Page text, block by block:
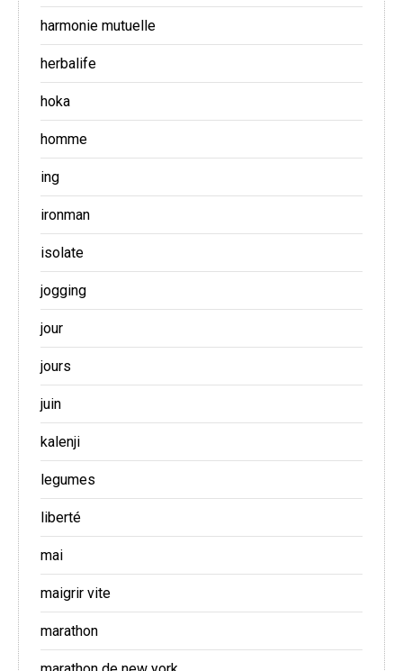
harmonie mutuelle
herbalife
hoka
homme
ing
ironman
isolate
jogging
jour
jours
juin
kalenji
legumes
liberté
mai
maigrir vite
marathon